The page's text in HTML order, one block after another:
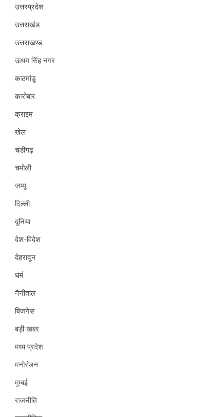
उत्तरप्रदेश
उत्तराखंड
उत्तराखण्ड
ऊधम सिंह नगर
काठमांडू
कारोबार
क्राइम
खेल
चंडीगढ़
चमोली
जम्मू
दिल्ली
दुनिया
देश-विदेश
देहरादून
धर्म
नैनीताल
बिजनेस
बड़ी खबर
मध्य प्रदेश
मनोरंजन
मुम्बई
राजनीति